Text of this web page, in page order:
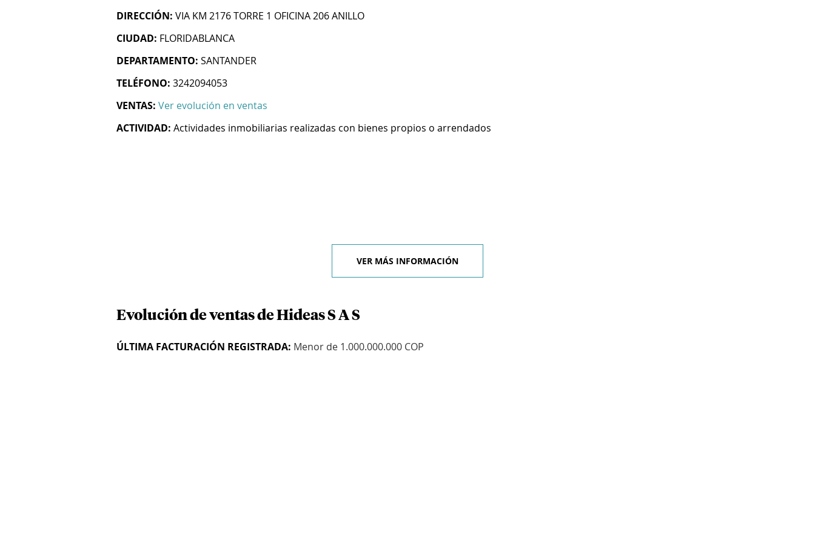
DIRECCIÓN: VIA KM 2176 TORRE 1 OFICINA 206 ANILLO
CIUDAD: FLORIDABLANCA
DEPARTAMENTO: SANTANDER
TELÉFONO: 3242094053
VENTAS: Ver evolución en ventas
ACTIVIDAD: Actividades inmobiliarias realizadas con bienes propios o arrendados
VER MÁS INFORMACIÓN
Evolución de ventas de Hideas S A S
ÚLTIMA FACTURACIÓN REGISTRADA: Menor de 1.000.000.000 COP